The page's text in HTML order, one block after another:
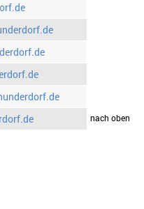
drucken nach oben